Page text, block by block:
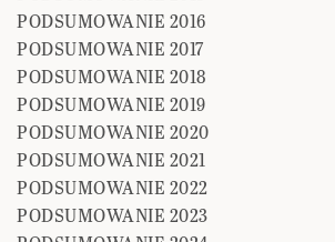
PODSUMOWANIE 2016
PODSUMOWANIE 2017
PODSUMOWANIE 2018
PODSUMOWANIE 2019
PODSUMOWANIE 2020
PODSUMOWANIE 2021
PODSUMOWANIE 2022
PODSUMOWANIE 2023